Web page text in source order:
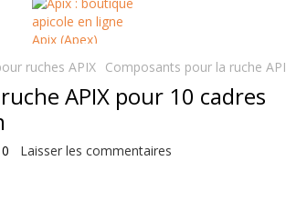
ruches APIX Composants pour la ruche
APIX pour 10 cadres
Laisser les commentaires